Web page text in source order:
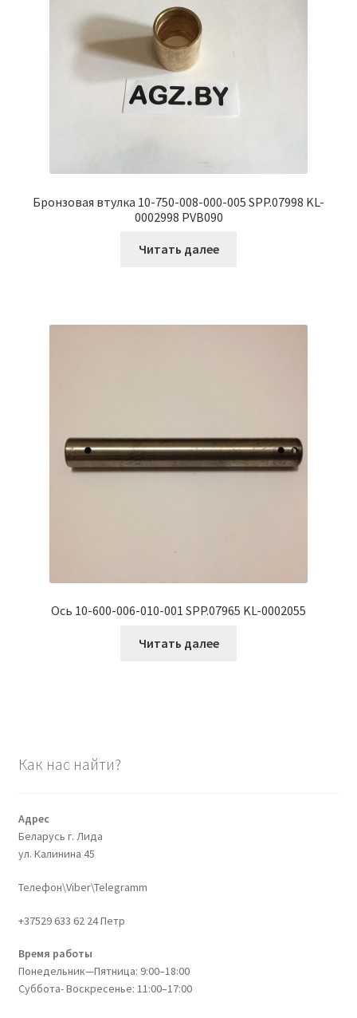
Бронзовая втулка 10-750-008-000-005 SPP.07998 KL-
0002998 PVB090
Читать далее
Ось 10-600-006-010-001 SPP.07965 KL-0002055
Читать далее
Как нас найти?
Адрес
Беларусь г. Лида
ул. Калинина 45
Телефон\Viber\Telegramm
+37529 633 62 24 Петр
Время работы
Понедельник—Пятница: 9:00–18:00
Суббота- Воскресенье: 11:00–17:00